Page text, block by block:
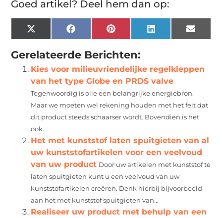
Goed artikel? Deel hem dan op:
X
(Twitter)
FacebookPinterest LinkedIn Email
Gerelateerde Berichten:
Kies voor milieuvriendelijke regelkleppen
van het type Globe en PRDS valve
Tegenwoordig is olie een belangrijke energiebron.
Maar we moeten wel rekening houden met het feit dat
dit product steeds schaarser wordt. Bovendien is het
ook...
Het met kunststof laten spuitgieten van al
uw kunststofartikelen voor een veelvoud
van uw product Door uw artikelen met kunststof te
laten spuitgieten kunt u een veelvoud van uw
kunststofartikelen creëren. Denk hierbij bijvoorbeeld
aan het met kunststof spuitgieten van...
Realiseer uw product met behulp van een